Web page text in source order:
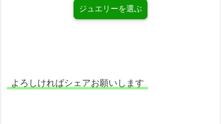
ジュエリーを選ぶ
よろしければシェアお願いします